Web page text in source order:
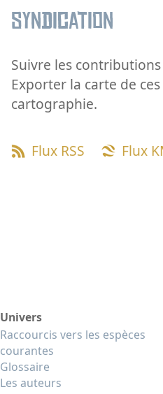
Syndication
Suivre les
Exporter la carte de
cartographie.
Flux RSS Flux
Univers
Raccourcis vers les espèces
courantes
Glossaire
Les auteurs